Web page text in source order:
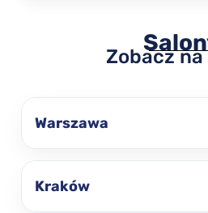
Zobacz
Warszawa
Kraków